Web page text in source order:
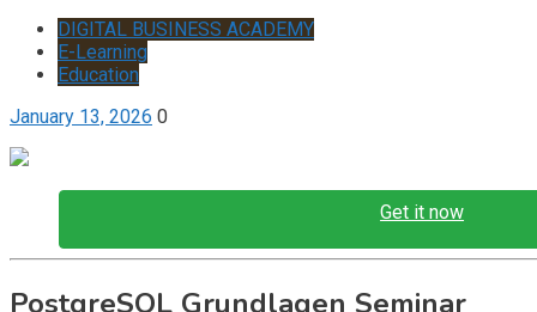
DIGITAL BUSINESS ACADEMY
E-Learning
Education
January 13, 2026 0
Get it now
PostgreSQL Grundlagen Seminar